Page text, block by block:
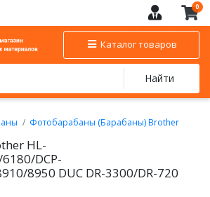
0
Каталог товаров
Найти
Фотобарабаны (Барабаны) Brother
HL-
DCP-
8950 DUC DR-3300/DR-720